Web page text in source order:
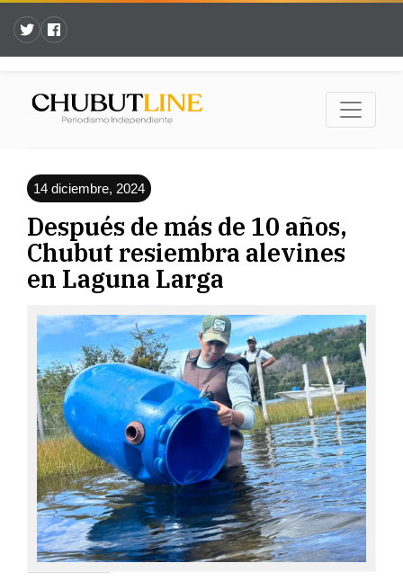
14 diciembre, 2024
Después de más de 10 años,
Chubut resiembra alevines
en Laguna Larga